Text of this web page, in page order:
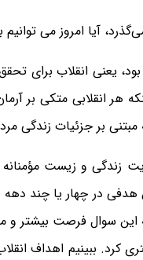
آیا امروز می
بود، یعنی انقلاب
هر انقلابی متکی بر
بر جزئیات زندگی
زندگی و زیست مؤمنانه
هدفی در چهار یا چند
این سوال فرصت بیشتر
کرد. ببینیم اهداف